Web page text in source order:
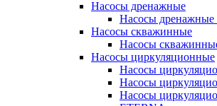
Насосы дренажные
Насосы дренажные
Насосы скважинные
Насосы
Насосы циркуляционные
Насосы
Насосы
Насосы